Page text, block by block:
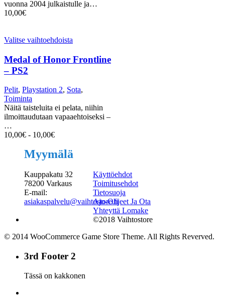
vuonna 2004 julkaistulle ja…
10,00€
Valitse vaihtoehdoista
Medal of Honor Frontline
– PS2
Pelit, Playstation 2, Sota,
Toiminta
Näitä taisteluita ei pelata, niihin
ilmoittaudutaan vapaaehtoiseksi –
…
10,00€ - 10,00€
Myymälä
Kauppakatu 32
78200 Varkaus
E-mail:
asiakaspalvelu@vaihtostore.fi
Käyttöehdot
Toimitusehdot
Tietosuoja
Ajo-Ohjeet Ja Ota
Yhteyttä Lomake
©2018 Vaihtostore
© 2014 WooCommerce Game Store Theme. All Rights Reverved.
3rd Footer 2
Tässä on kakkonen